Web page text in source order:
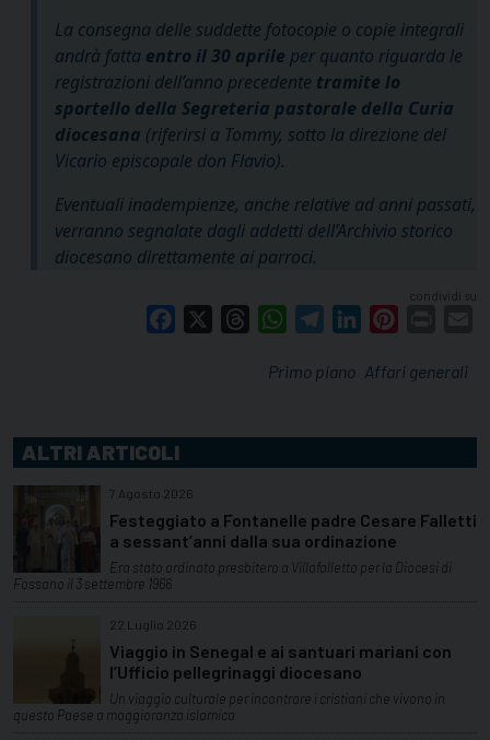
La consegna delle suddette fotocopie o copie integrali
andrà fatta entro il 30 aprile per quanto riguarda le
registrazioni dell’anno precedente tramite lo
sportello della Segreteria pastorale della Curia
diocesana (riferirsi a Tommy, sotto la direzione del
Vicario episcopale don Flavio).
Eventuali inadempienze, anche relative ad anni passati,
verranno segnalate dagli addetti dell’Archivio storico
diocesano direttamente ai parroci.
condividi su
Facebook ThreadsWhatsAppTelegramLinkedIn
Affari generali
Primo piano
ALTRI ARTICOLI
7 Agosto 2026
Festeggiato a Fontanelle padre Cesare Falletti
a sessant’anni dalla sua ordinazione
Era stato ordinato presbitero a Villafalletto per la Diocesi di
Fossano il 3 settembre 1966
22 Luglio 2026
Viaggio in Senegal e ai santuari mariani con
l’Ufficio pellegrinaggi diocesano
Un viaggio culturale per incontrare i cristiani che vivono in
questo Paese a maggioranza islamica